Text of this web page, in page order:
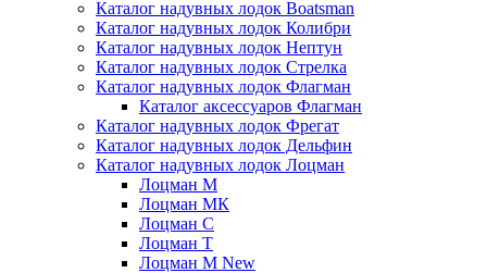
Каталог надувных лодок Boatsman
Каталог надувных лодок Колибри
Каталог надувных лодок Нептун
Каталог надувных лодок Стрелка
Каталог надувных лодок Флагман
Каталог аксессуаров Флагман
Каталог надувных лодок Фрегат
Каталог надувных лодок Дельфин
Каталог надувных лодок Лоцман
Лоцман М
Лоцман МК
Лоцман С
Лоцман Т
Лоцман М New